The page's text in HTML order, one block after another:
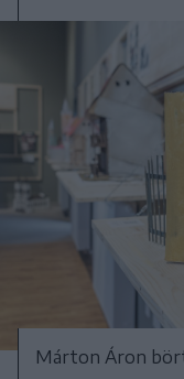
Márton Áron